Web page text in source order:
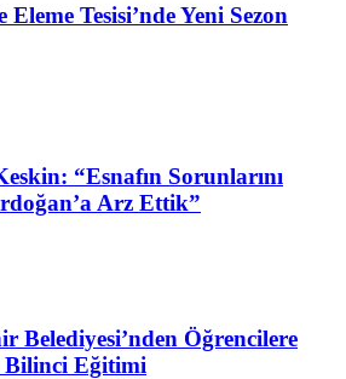
Eleme Tesisi’nde Yeni Sezon
“Esnafın Sorunlarını
Arz Ettik”
Belediyesi’nden Öğrencilere
Bilinci Eğitimi